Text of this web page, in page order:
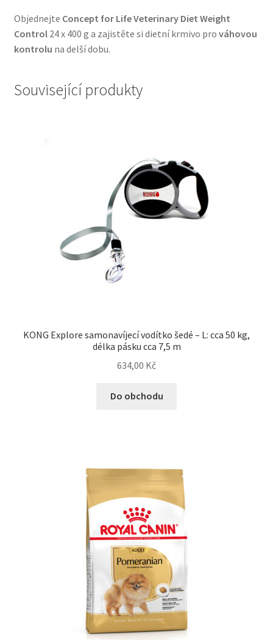
Objednejte Concept for Life Veterinary Diet Weight
Control24 x 400 g a zajistěte si dietní krmivo pro váhovou
kontrolu na delší dobu.
Související produkty
KONG Explore samonavíjecí vodítko šedé – L: cca 50 kg,
délka pásku cca 7,5 m
634,00 Kč
Do obchodu